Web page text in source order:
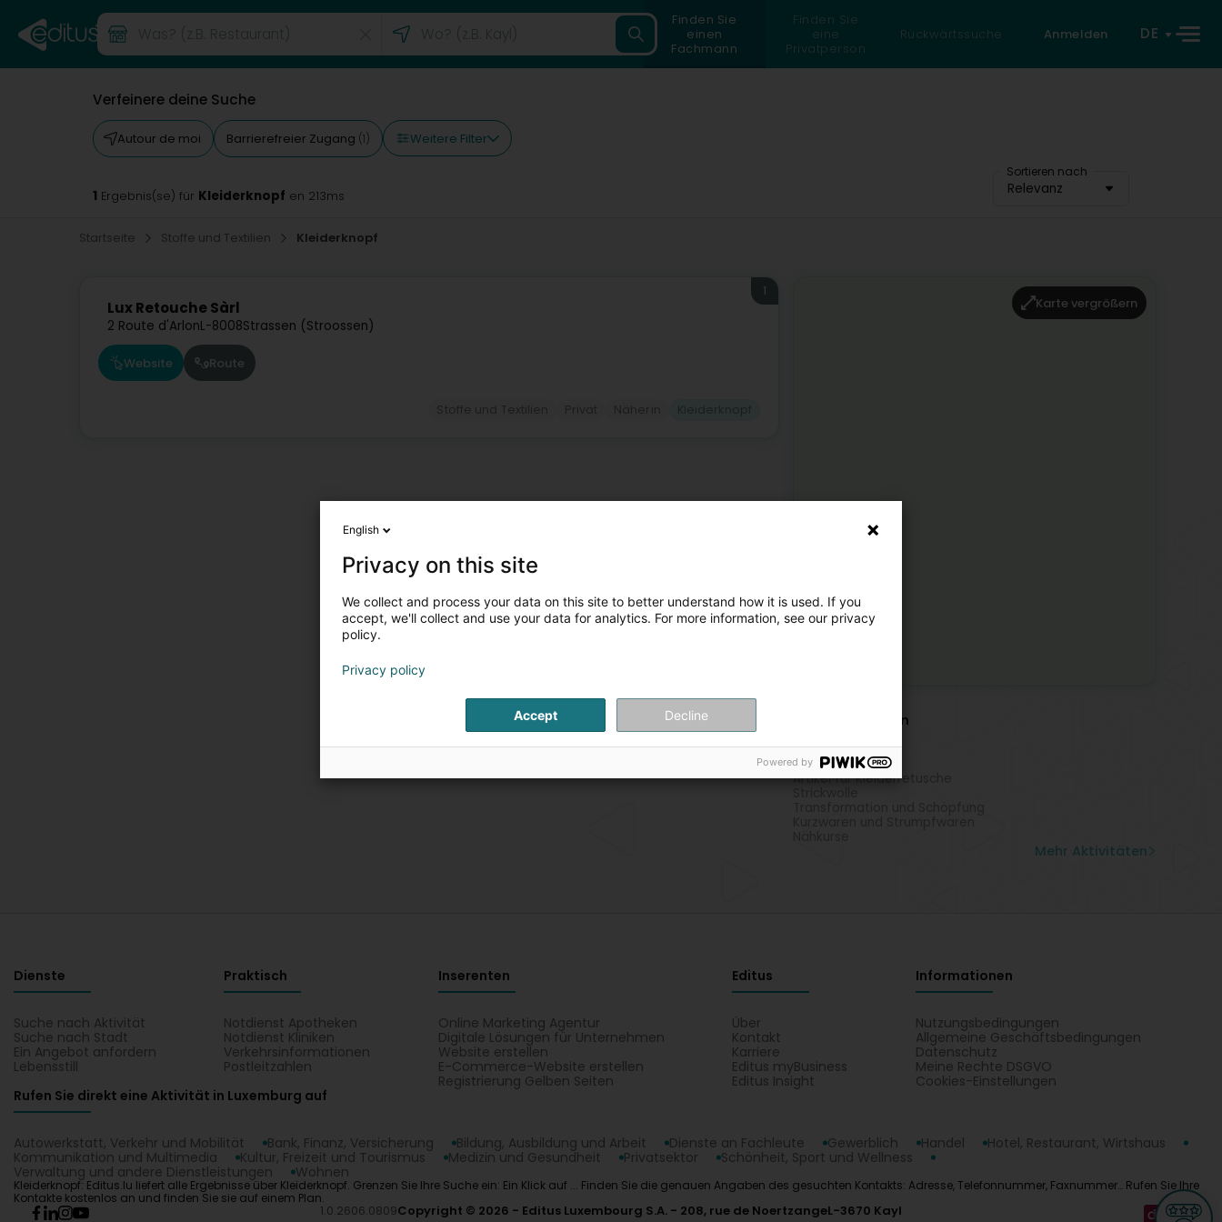
Finden Sie
einen
Fachmann
Finden Sie
eine
Privatperson
Rückwärtssuche Anmelden DE
Verfeinere deine Suche
Autour de moi Barrierefreier Zugang (1) Weitere Filter
Sortieren nach
Relevanz
1 Ergebnis(se) für Kleiderknopf en 213ms
Startseite Stoffe und Textilien Kleiderknopf
Lux Retouche Sàrl
2 Route d'ArlonL-8008Strassen (Stroossen)
1
Website Route
Karte vergrößern
Mehr Aktivitäten
Stickerei
Möbelpolster
Artikel für Kleiderretusche
Strickwolle
Mehr Aktivitäten
Dienste
Suche nach Aktivität
Suche nach Stadt
Ein Angebot anfordern
Lebensstill
Praktisch
Notdienst Apotheken
Notdienst Kliniken
Verkehrsinformationen
Postleitzahlen
Inserenten
Online Marketing Agentur
Digitale Lösungen für Unternehmen
Website erstellen
E-Commerce-Website erstellen
Registrierung Gelben Seiten
Editus
Über
Kontakt
Karriere
Editus myBusiness
Editus Insight
Informationen
Nutzungsbedingungen
Allgemeine Geschäftsbedingungen
Datenschutz
Meine Rechte DSGVO
Cookies-Einstellungen
Rufen Sie direkt eine Aktivität in Luxemburg auf
Autowerkstatt, Verkehr und Mobilität Bank, Finanz, Versicherung Bildung, Ausbildung und Arbeit Dienste an Fachleute Gewerblich Handel
Hotel, Restaurant, Wirtshaus
Kommunikation und Multimedia
Kultur, Freizeit und Tourismus Medizin und Gesundheit Privatsektor
Schönheit, Sport und Wellness
Verwaltung und andere Dienstleistungen
Wohnen
Kleiderknopf: Editus.lu liefert alle Ergebnisse über Kleiderknopf. Grenzen Sie Ihre Suche ein: Ein Klick auf ... Finden Sie die genauen Angaben des gesuchten Kontakts: Adresse, Telefonnummer, Faxnummer… Rufen Sie Ihre
Kontakte kostenlos an und finden Sie sie auf einem Plan.
1.0.2606.0809Copyright © 2026 Editus Luxembourg S.A. 208, rue de NoertzangeL-3670 Kayl
English
Privacy on this site
We collect and process your data on this site to better understand how it is used. If you
accept, we'll collect and use your data for analytics. For more information, see our privacy
policy.
Privacy policy
Accept Decline
Powered by